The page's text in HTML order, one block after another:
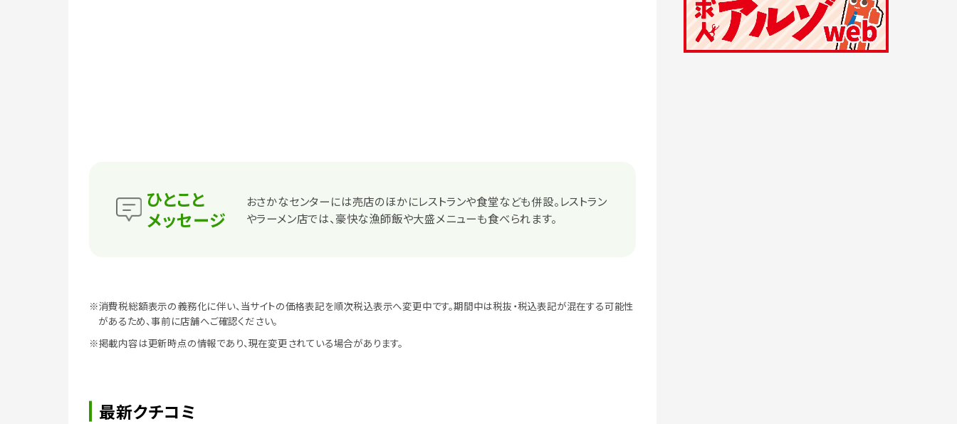
ひとこと
メッセージ
おさかなセンターには売店のほかにレストランや食堂なども併設。レストラン
やラーメン店では、豪快な漁師飯や大盛メニューも食べられます。
※消費税総額表示の義務化に伴い、当サイトの価格表記を順次税込表示へ変更中です。期間中は税抜・税込表記が混在する可能性
があるため、事前に店舗へご確認ください。
※掲載内容は更新時点の情報であり、現在変更されている場合があります。
最新クチコミ